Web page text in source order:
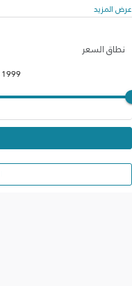
عرض المزيد
نطاق السعر
1999